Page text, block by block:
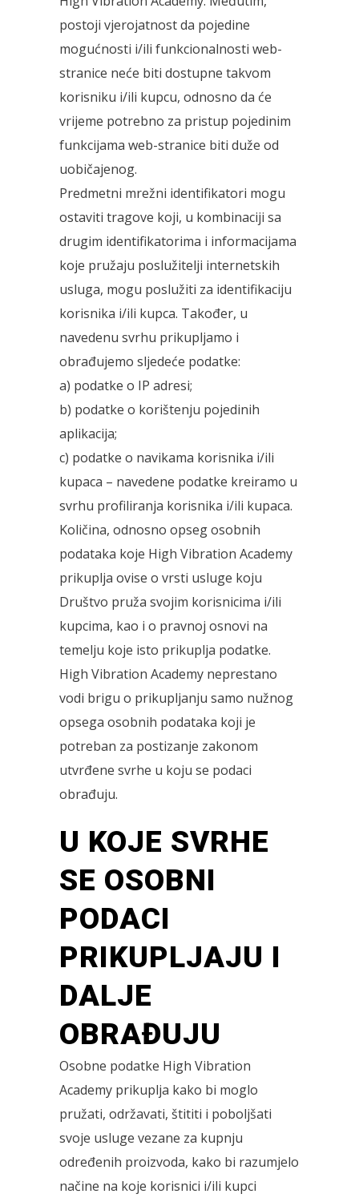
postoji vjerojatnost da pojedine
mogućnosti i/ili funkcionalnosti web-
stranice neće biti dostupne takvom
korisniku i/ili kupcu, odnosno da će
vrijeme potrebno za pristup pojedinim
funkcijama web-stranice biti duže od
uobičajenog.
Predmetni mrežni identifikatori mogu
ostaviti tragove koji, u kombinaciji sa
drugim identifikatorima i informacijama
koje pružaju poslužitelji internetskih
usluga, mogu poslužiti za identifikaciju
korisnika i/ili kupca. Također, u
navedenu svrhu prikupljamo i
obrađujemo sljedeće podatke:
a) podatke o IP adresi;
b) podatke o korištenju pojedinih
aplikacija;
c) podatke o navikama korisnika i/ili
kupaca – navedene podatke kreiramo u
svrhu profiliranja korisnika i/ili kupaca.
Količina, odnosno opseg osobnih
podataka koje High Vibration Academy
prikuplja ovise o vrsti usluge koju
Društvo pruža svojim korisnicima i/ili
kupcima, kao i o pravnoj osnovi na
temelju koje isto prikuplja podatke.
High Vibration Academy neprestano
vodi brigu o prikupljanju samo nužnog
opsega osobnih podataka koji je
potreban za postizanje zakonom
utvrđene svrhe u koju se podaci
obrađuju.
U KOJE SVRHE
SE OSOBNI
PODACI
PRIKUPLJAJU I
DALJE
OBRAĐUJU
Osobne podatke High Vibration
Academy prikuplja kako bi moglo
pružati, održavati, štititi i poboljšati
svoje usluge vezane za kupnju
određenih proizvoda, kako bi razumjelo
načine na koje korisnici i/ili kupci